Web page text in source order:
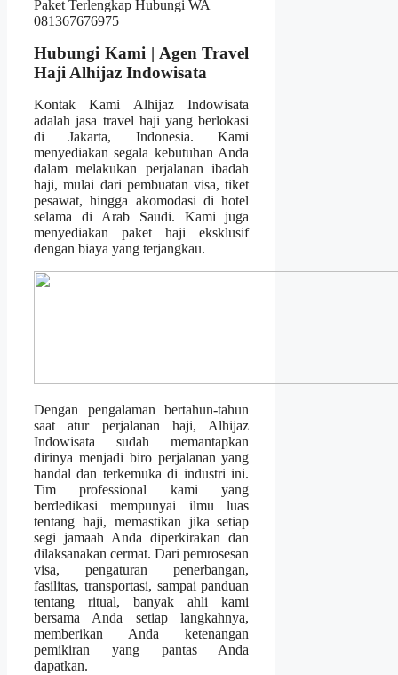
Hubungi Kami | Agen Travel
Haji Alhijaz Indowisata
Kontak Kami Alhijaz Indowisata
adalah jasa travel haji yang berlokasi
di Jakarta, Indonesia. Kami
menyediakan segala kebutuhan Anda
dalam melakukan perjalanan ibadah
haji, mulai dari pembuatan visa, tiket
pesawat, hingga akomodasi di hotel
selama di Arab Saudi. Kami juga
menyediakan paket haji eksklusif
dengan biaya yang terjangkau.
Dengan pengalaman bertahun-tahun
saat atur perjalanan haji, Alhijaz
Indowisata sudah memantapkan
dirinya menjadi biro perjalanan yang
handal dan terkemuka di industri ini.
Tim professional kami yang
berdedikasi mempunyai ilmu luas
tentang haji, memastikan jika setiap
segi jamaah Anda diperkirakan dan
dilaksanakan cermat. Dari pemrosesan
visa, pengaturan penerbangan,
fasilitas, transportasi, sampai panduan
tentang ritual, banyak ahli kami
bersama Anda setiap langkahnya,
memberikan Anda ketenangan
pemikiran yang pantas Anda
dapatkan.